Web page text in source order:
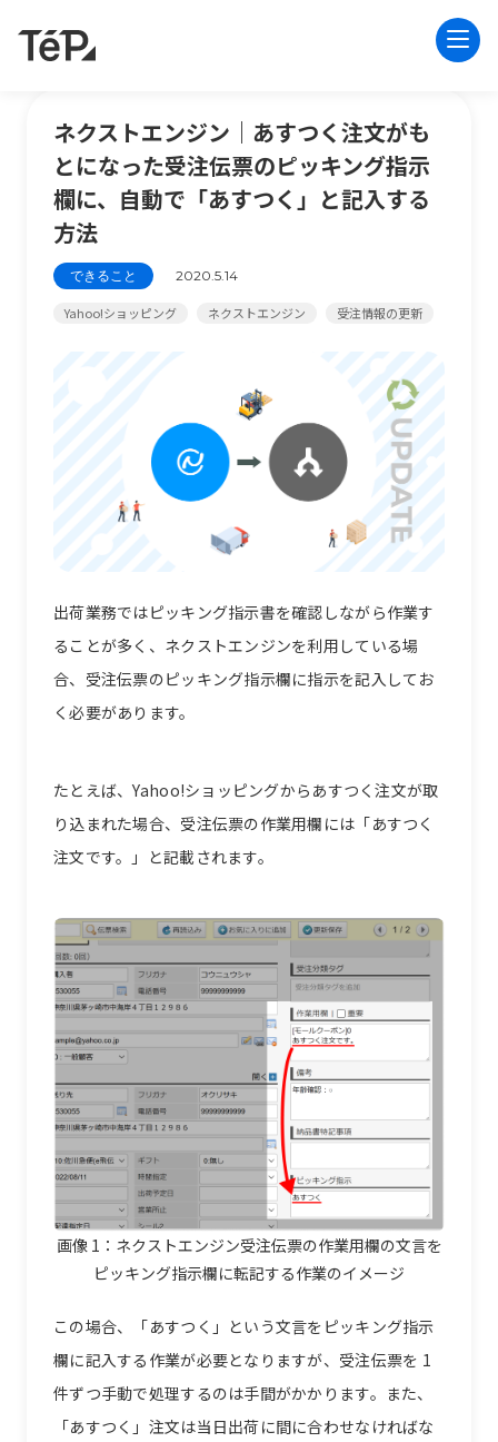
ネクストエンジン｜あすつく注文がも
とになった受注伝票のピッキング指示
欄に、自動で「あすつく」と記入する
方法
できること 2020.5.14
Yahoo!ショッピング ネクストエンジン 受注情報の更新
出荷業務ではピッキング指示書を確認しながら作業す
ることが多く、ネクストエンジンを利用している場
合、受注伝票のピッキング指示欄に指示を記入してお
く必要があります。
たとえば、Yahoo!ショッピングからあすつく注文が取
り込まれた場合、受注伝票の作業用欄には「あすつく
注文です。」と記載されます。
画像 1：ネクストエンジン受注伝票の作業用欄の文言を
ピッキング指示欄に転記する作業のイメージ
この場合、「あすつく」という文言をピッキング指示
欄に記入する作業が必要となりますが、受注伝票を 1
件ずつ手動で処理するのは手間がかかります。また、
「あすつく」注文は当日出荷に間に合わせなければな